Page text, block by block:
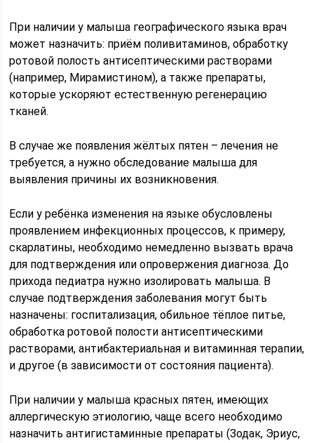
При наличии у малыша географического языка врач
может назначить: приём поливитаминов, обработку
ротовой полость антисептическими растворами
(например, Мирамистином), а также препараты,
которые ускоряют естественную регенерацию
тканей.
В случае же появления жёлтых пятен – лечения не
требуется, а нужно обследование малыша для
выявления причины их возникновения.
Если у ребёнка изменения на языке обусловлены
проявлением инфекционных процессов, к примеру,
скарлатины, необходимо немедленно вызвать врача
для подтверждения или опровержения диагноза. До
прихода педиатра нужно изолировать малыша. В
случае подтверждения заболевания могут быть
назначены: госпитализация, обильное тёплое питье,
обработка ротовой полости антисептическими
растворами, антибактериальная и витаминная терапии,
и другое (в зависимости от состояния пациента).
При наличии у малыша красных пятен, имеющих
аллергическую этиологию, чаще всего необходимо
назначить антигистаминные препараты (Зодак, Эриус,